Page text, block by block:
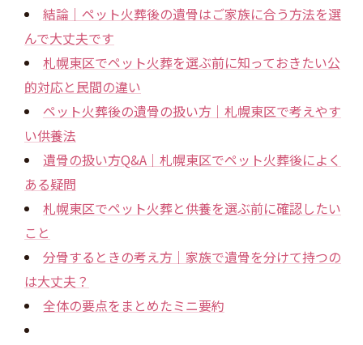
結論｜ペット火葬後の遺骨はご家族に合う方法を選
んで大丈夫です
札幌東区でペット火葬を選ぶ前に知っておきたい公
的対応と民間の違い
ペット火葬後の遺骨の扱い方｜札幌東区で考えやす
い供養法
遺骨の扱い方Q&A｜札幌東区でペット火葬後によく
ある疑問
札幌東区でペット火葬と供養を選ぶ前に確認したい
こと
分骨するときの考え方｜家族で遺骨を分けて持つの
は大丈夫？
全体の要点をまとめたミニ要約